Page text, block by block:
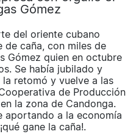
Gómez
del oriente cubano
caña, con miles de
Gómez quien en octubre
Se había jubilado y
retomó y vuelve a las
de Producción
la zona de Candonga.
aportando a la economía
gane la caña!.